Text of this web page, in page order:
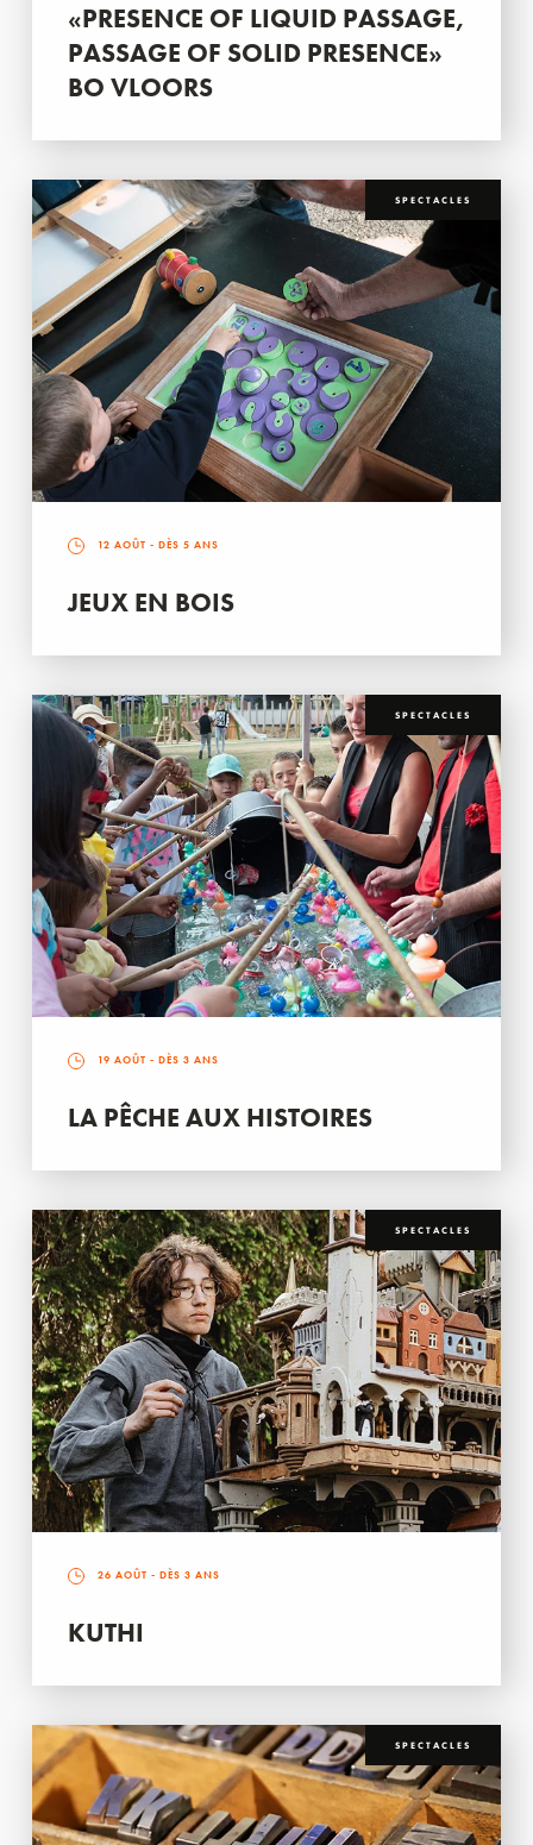
«PRESENCE OF LIQUID PASSAGE,
PASSAGE OF SOLID PRESENCE»
BO VLOORS
SPECTACLES
12 AOÛT - DÈS 5 ANS
JEUX EN BOIS
SPECTACLES
19 AOÛT - DÈS 3 ANS
LA PÊCHE AUX HISTOIRES
SPECTACLES
26 AOÛT - DÈS 3 ANS
KUTHI
SPECTACLES